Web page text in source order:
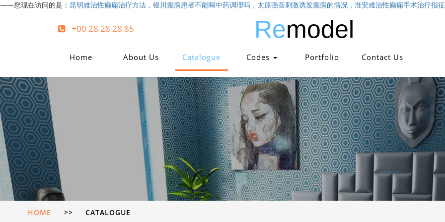
——您现在访问的是： 昆明难治性癫痫治疗方法，银川癫痫患者不能喝中药调理吗，太原强音刺激诱发癫痫的情况，淮安难治性癫痫手术治疗指征
+00 28 28 28 85 Remodel
Home About Us Catalogue Codes Portfolio Contact Us
HOME >> CATALOGUE